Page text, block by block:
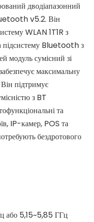
дводіапазонний
v5.2. Він
WLAN 1T1R з
підсистему Bluetooth з
модуль сумісний зі
максимальну
підтримує
з BT
та
IP-камер, POS та
бездротового
або 5,15~5,85 ГГц